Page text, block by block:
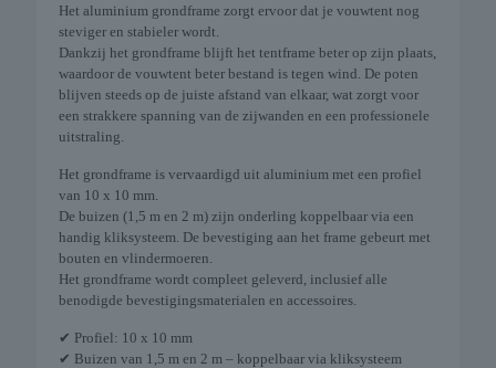
Het aluminium grondframe zorgt ervoor dat je vouwtent nog
steviger en stabieler wordt.
Dankzij het grondframe blijft het tentframe beter op zijn plaats,
waardoor de vouwtent beter bestand is tegen wind. De poten
blijven steeds op de juiste afstand van elkaar, wat zorgt voor
een strakkere spanning van de zijwanden en een professionele
uitstraling.
Het grondframe is vervaardigd uit aluminium met een profiel
van 10 x 10 mm.
De buizen (1,5 m en 2 m) zijn onderling koppelbaar via een
handig kliksysteem. De bevestiging aan het frame gebeurt met
bouten en vlindermoeren.
Het grondframe wordt compleet geleverd, inclusief alle
benodigde bevestigingsmaterialen en accessoires.
✔ Profiel: 10 x 10 mm
✔ Buizen van 1,5 m en 2 m – koppelbaar via kliksysteem